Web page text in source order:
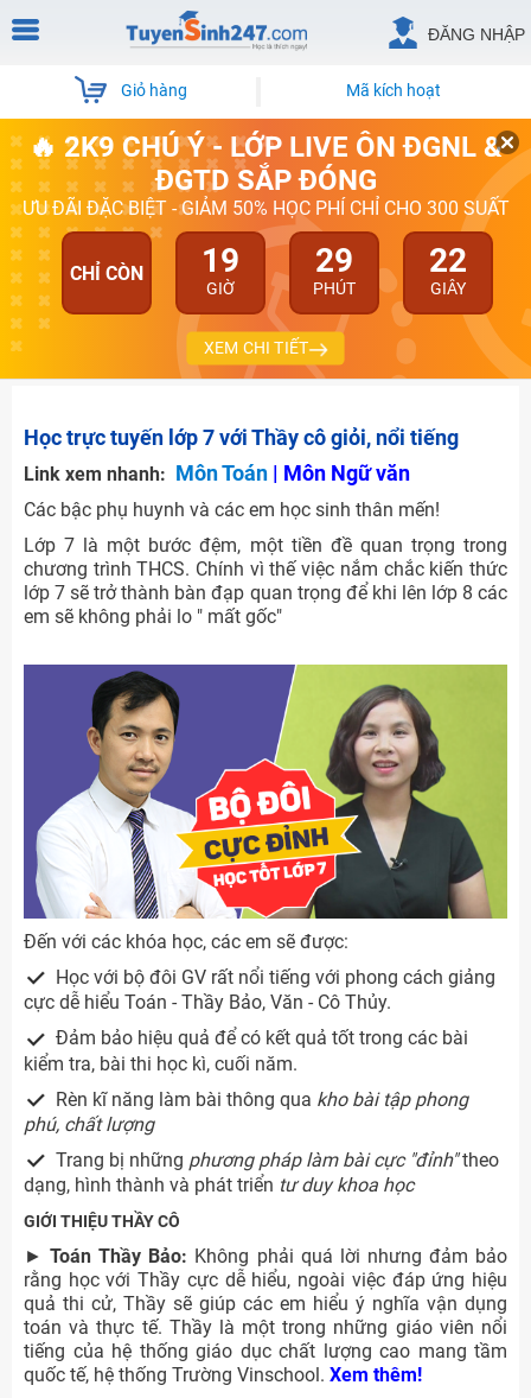
ĐĂNG NHẬP
Giỏ hàng Mã kích hoạt
🔥 2K9 CHÚ Ý - LỚP LIVE ÔN ĐGNL &
ĐGTD SẮP ĐÓNG
ƯU ĐÃI ĐẶC BIỆT - GIẢM 50% HỌC PHÍ CHỈ CHO 300 SUẤT
CHỈ CÒN 19
GIỜ
29
PHÚT
21
GIÂY
XEM CHI TIẾT
Học trực tuyến lớp 7 với Thầy cô giỏi, nổi tiếng
Link xem nhanh: Môn Toán | Môn Ngữ văn
Các bậc phụ huynh và các em học sinh thân mến!
Lớp 7 là một bước đệm, một tiền đề quan trọng trong
chương trình THCS. Chính vì thế việc nắm chắc kiến thức
lớp 7 sẽ trở thành bàn đạp quan trọng để khi lên lớp 8 các
em sẽ không phải lo " mất gốc"
Đến với các khóa học, các em sẽ được:
Học với bộ đôi GV rất nổi tiếng với phong cách giảng
cực dễ hiểu Toán - Thầy Bảo, Văn - Cô Thủy.
Đảm bảo hiệu quả để có kết quả tốt trong các bài
kiểm tra, bài thi học kì, cuối năm.
Rèn kĩ năng làm bài thông qua kho bài tập phong
phú, chất lượng
Trang bị những phương pháp làm bài cực "đỉnh"theo
dạng, hình thành và phát triển tư duy khoa học
GIỚI THIỆU THẦY CÔ
►Toán Thầy Bảo: Không phải quá lời nhưng đảm bảo
rằng học với Thầy cực dễ hiểu, ngoài việc đáp ứng hiệu
quả thi cử, Thầy sẽ giúp các em hiểu ý nghĩa vận dụng
toán và thực tế. Thầy là một trong những giáo viên nổi
tiếng của hệ thống giáo dục chất lượng cao mang tầm
quốc tế, hệ thống Trường Vinschool. Xem thêm!